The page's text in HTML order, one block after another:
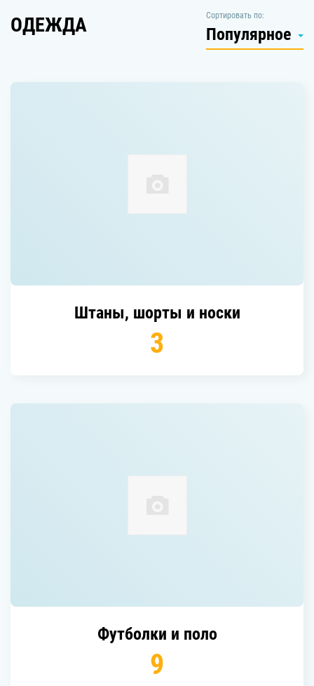
ОДЕЖДА Сортировать по:
Популярное
штаны, шорты и носки
3
футболки и поло
9